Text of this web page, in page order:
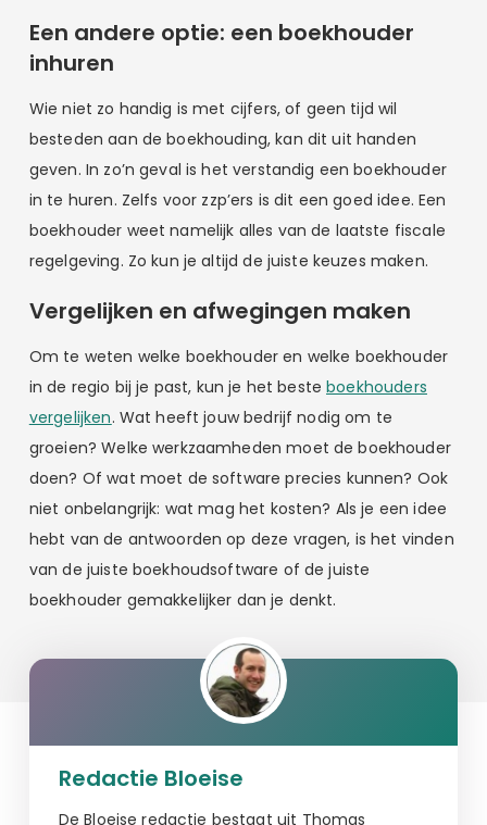
Een andere optie: een boekhouder
inhuren
Wie niet zo handig is met cijfers, of geen tijd wil
besteden aan de boekhouding, kan dit uit handen
geven. In zo’n geval is het verstandig een boekhouder
in te huren. Zelfs voor zzp’ers is dit een goed idee. Een
boekhouder weet namelijk alles van de laatste fiscale
regelgeving. Zo kun je altijd de juiste keuzes maken.
Vergelijken en afwegingen maken
Om te weten welke boekhouder en welke boekhouder
in de regio bij je past, kun je het besteboekhouders
vergelijken. Wat heeft jouw bedrijf nodig om te
groeien? Welke werkzaamheden moet de boekhouder
doen? Of wat moet de software precies kunnen? Ook
niet onbelangrijk: wat mag het kosten? Als je een idee
hebt van de antwoorden op deze vragen, is het vinden
van de juiste boekhoudsoftware of de juiste
boekhouder gemakkelijker dan je denkt.
Redactie Bloeise
De Bloeise redactie bestaat uit Thomas